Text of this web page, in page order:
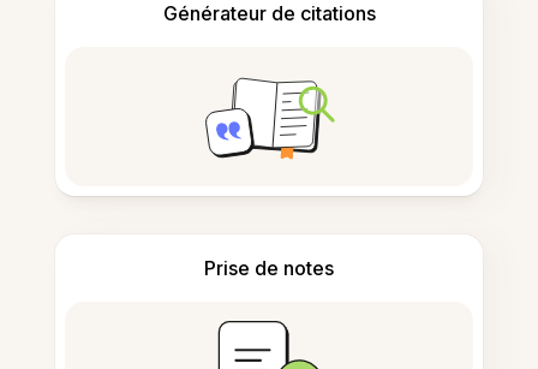
Générateur de citations
Prise de notes